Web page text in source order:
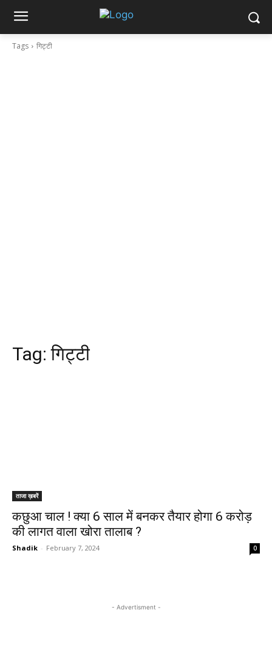
Tags गिट्टी
Tag:गिट्टी
ताजा ख़बरें
कछुआ चाल ! क्या 6 साल में बनकर तैयार होगा 6 करोड़
की लागत वाला खोरा तालाब ?
Shadik - February 7, 2024 0
- Advertisment -